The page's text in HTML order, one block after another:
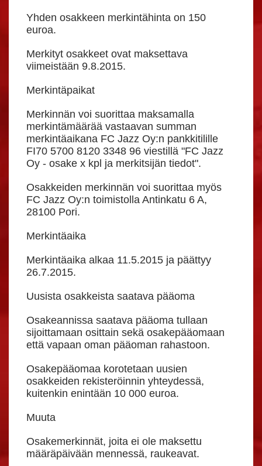
Yhden osakkeen merkintähinta on 150
euroa.
Merkityt osakkeet ovat maksettava
viimeistään 9.8.2015.
Merkintäpaikat
Merkinnän voi suorittaa maksamalla
merkintämäärää vastaavan summan
merkintäaikana FC Jazz Oy:n pankkitilille
FI70 5700 8120 3348 96 viestillä "FC Jazz
Oy - osake x kpl ja merkitsijän tiedot".
Osakkeiden merkinnän voi suorittaa myös
FC Jazz Oy:n toimistolla Antinkatu 6 A,
28100 Pori.
Merkintäaika
Merkintäaika alkaa 11.5.2015 ja päättyy
26.7.2015.
Uusista osakkeista saatava pääoma
Osakeannissa saatava pääoma tullaan
sijoittamaan osittain sekä osakepääomaan
että vapaan oman pääoman rahastoon.
Osakepääomaa korotetaan uusien
osakkeiden rekisteröinnin yhteydessä,
kuitenkin enintään 10 000 euroa.
Muuta
Osakemerkinnät, joita ei ole maksettu
määräpäivään mennessä, raukeavat.